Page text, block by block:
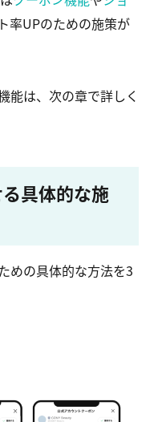
率UPのための施策が
能は、次の章で詳しく
具体的な施
めの具体的な方法を3